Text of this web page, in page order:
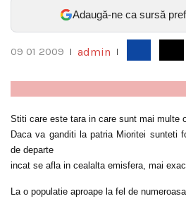
Adaugă-ne ca sursă
09 01 2009 admin
Stiti care este tara in care sunt mai multe
Daca va ganditi la patria Mioritei sunteti
de departe
incat se afla in cealalta emisfera, mai
La o populatie aproape la fel de